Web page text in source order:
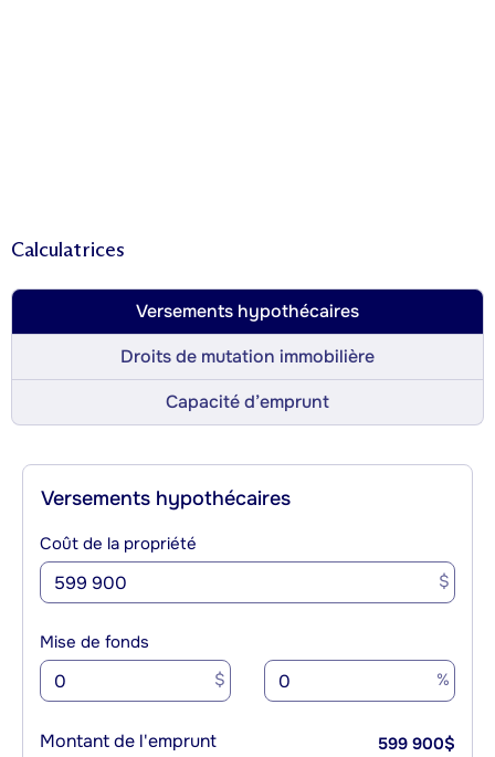
Calculatrices
Versements hypothécaires
Droits de mutation immobilière
Capacité d’emprunt
Versements hypothécaires
Coût de la propriété
$
Mise de fonds
$ %
Montant de l'emprunt 599 900$